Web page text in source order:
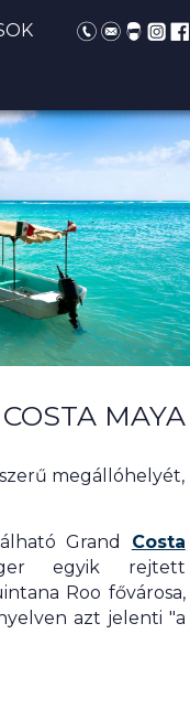
MAYA
megállóhelyét,
Grand Costa
egyik rejtett
Roo fővárosa,
azt jelenti "a